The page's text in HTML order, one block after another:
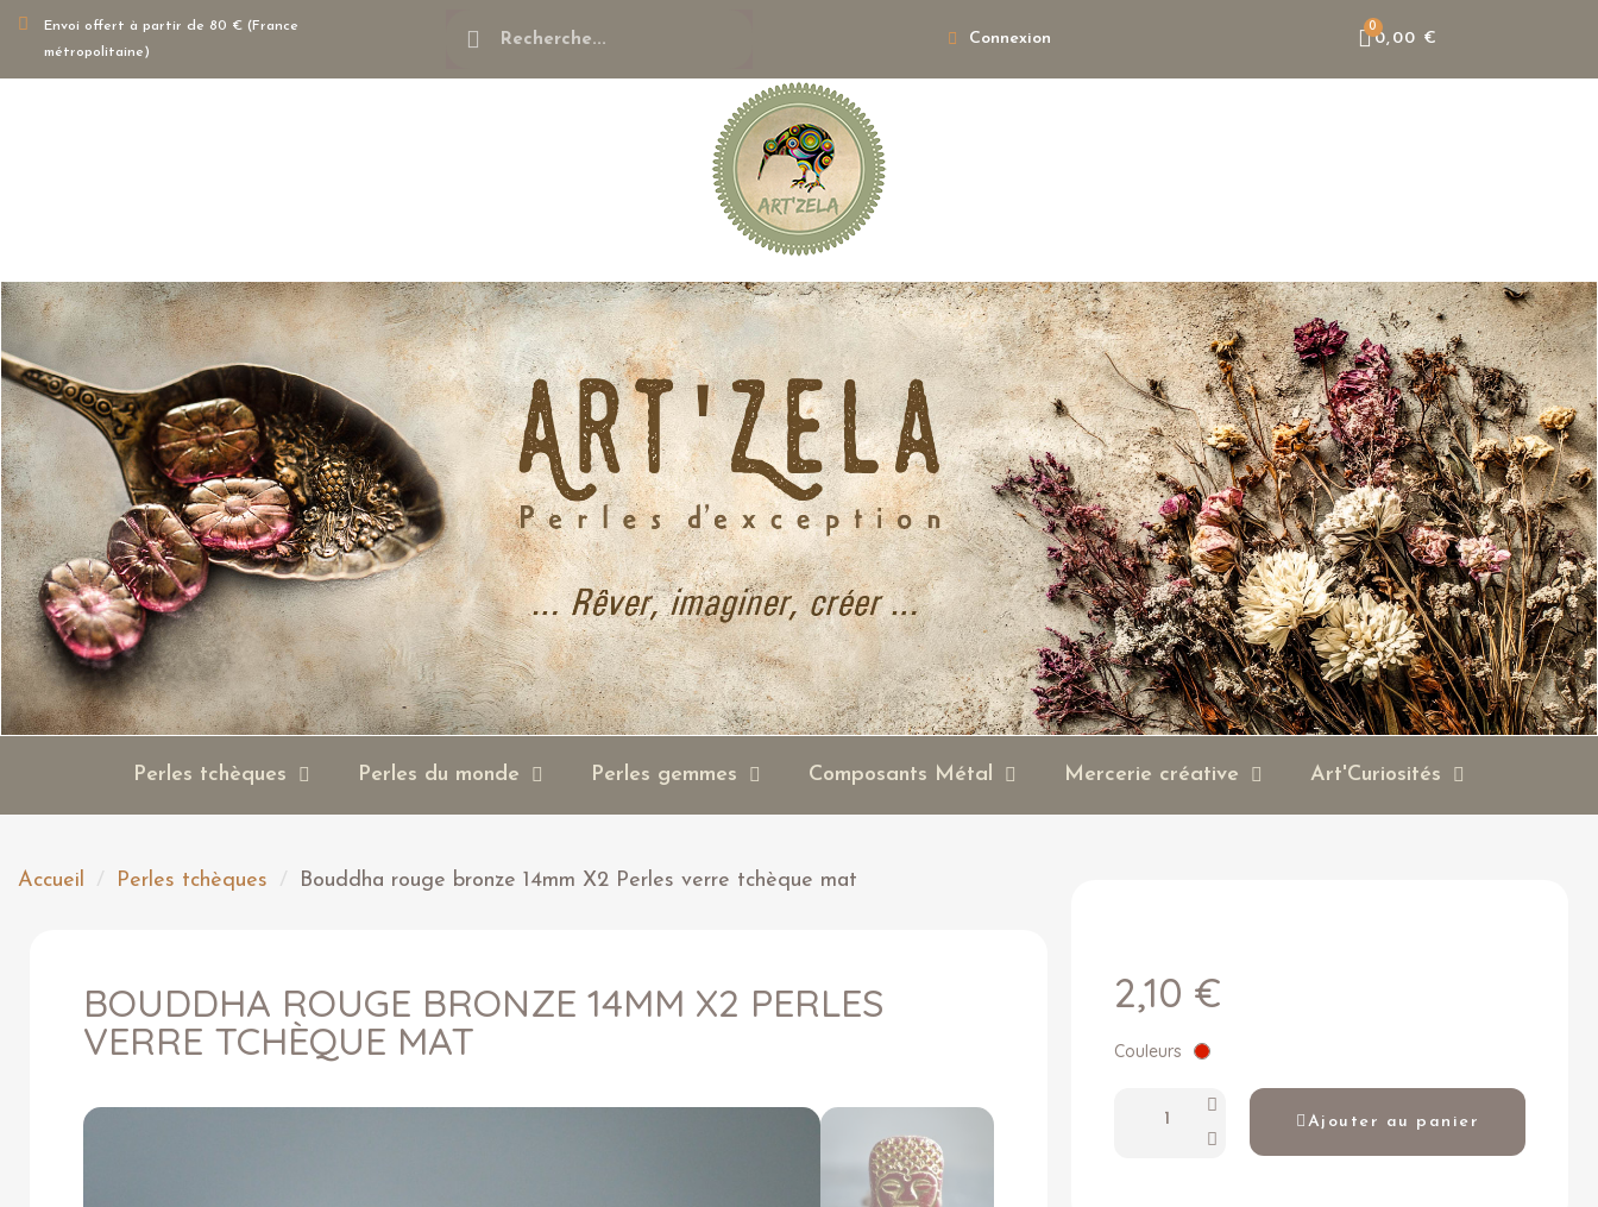
Envoi offert à partir de 80 € (France
métropolitaine)
Connexion 0,00 €
Perles tchèques Perles du monde Perles gemmes Composants Métal Mercerie créative Art'Curiosités
Accueil Perles tchèques Bouddha rouge bronze 14mm X2 Perles verre tchèque mat
BOUDDHA ROUGE BRONZE 14MM X2 PERLES
VERRE TCHÈQUE MAT
2,10 €
Couleurs
Ajouter au panier